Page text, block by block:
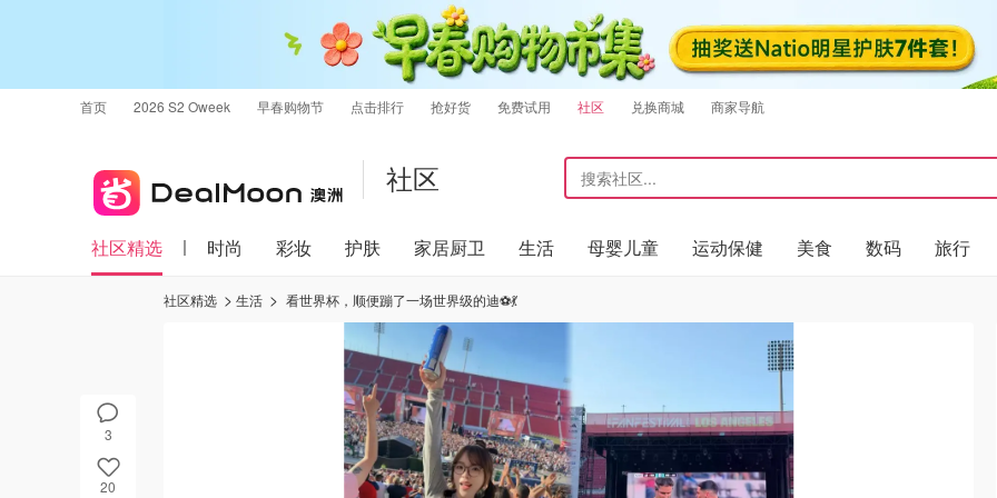
首页 2026 S2 Oweek 早春购物节 点击排行 抢好货 免费试用 社区 兑换商城 商家导航
社区
社区精选 时尚 彩妆 护肤 家居厨卫 生活 母婴儿童 运动保健 美食 数码 旅行
3
20
社区精选 生活 看世界杯，顺便蹦了一场世界级的迪⚽️💃